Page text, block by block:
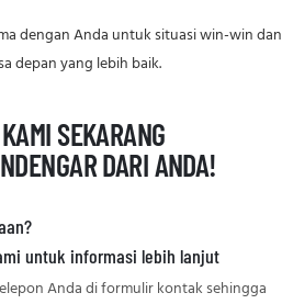
dengan Anda untuk situasi win-win dan
depan yang lebih baik.
SEKARANG
DARI ANDA!
untuk informasi lebih lanjut
Anda di formulir kontak sehingga